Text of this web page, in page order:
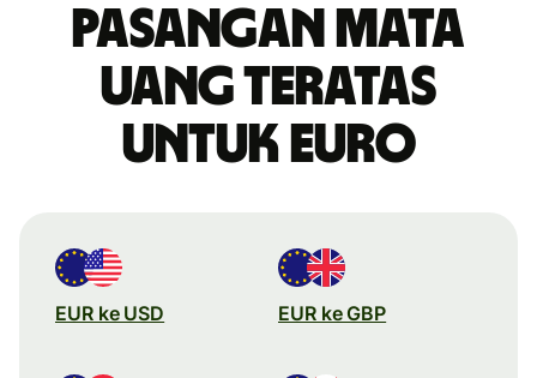
Pasangan mata
uang teratas
untuk euro
EUR ke USD EUR ke GBP